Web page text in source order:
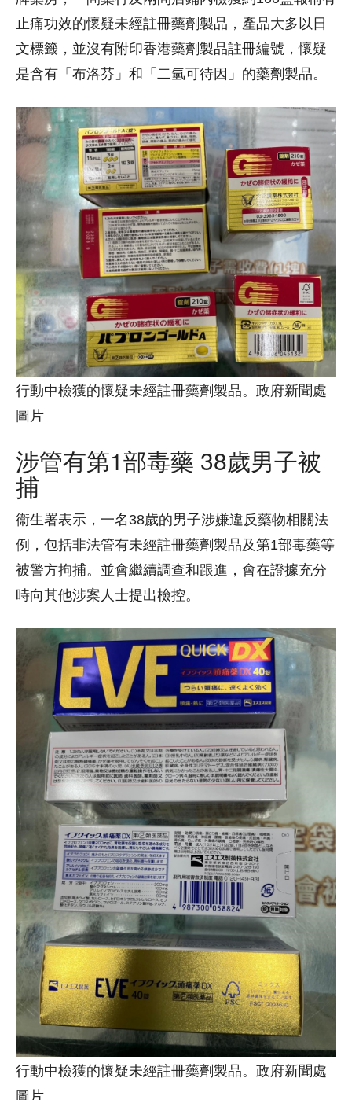
止痛功效的懷疑未經註冊藥劑製品，產品大多以日
文標籤，並沒有附印香港藥劑製品註冊編號，懷疑
是含有「布洛芬」和「二氫可待因」的藥劑製品。
行動中檢獲的懷疑未經註冊藥劑製品。政府新聞處
圖片
涉管有第1部毒藥 38歲男子被
捕
衞生署表示，一名38歲的男子涉嫌違反藥物相關法
例，包括非法管有未經註冊藥劑製品及第1部毒藥等
被警方拘捕。並會繼續調查和跟進，會在證據充分
時向其他涉案人士提出檢控。
行動中檢獲的懷疑未經註冊藥劑製品。政府新聞處
圖片